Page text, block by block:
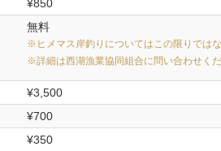
¥850
無料
※ヒメマス岸釣りについてはこの限りでは
※詳細は西湖漁業協同組合に問い合わせく
¥3,500
¥700
¥350